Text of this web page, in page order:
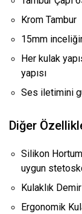
Krom Tambur
15mm
Her kulak
yapısı
Ses iletimini
Diğer
Silikon
uygun
Kulaklık
Ergonomik